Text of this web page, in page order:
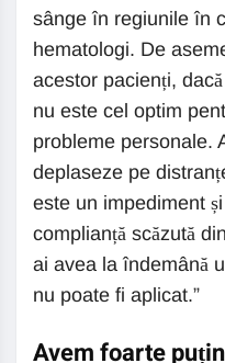
sânge în regiunile în
hematologi. De
acestor pacienți,
nu este cel optim
probleme personale.
deplaseze pe
este un impediment
complianță scăzută
ai avea la îndemână
nu poate fi aplicat.”
Avem foarte